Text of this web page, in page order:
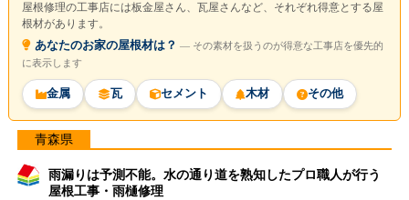
屋根修理の工事店には板金屋さん、瓦屋さんなど、それぞれ得意とする屋
根材があります。
あなたのお家の屋根材は？ ― その素材を扱うのが得意な工事店を優先的
に表示します
金属 瓦 セメント 木材 その他
青森県
雨漏りは予測不能。水の通り道を熟知したプロ職人が行う
屋根工事・雨樋修理